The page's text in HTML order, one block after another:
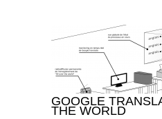
GOOGLE
THE WORLD